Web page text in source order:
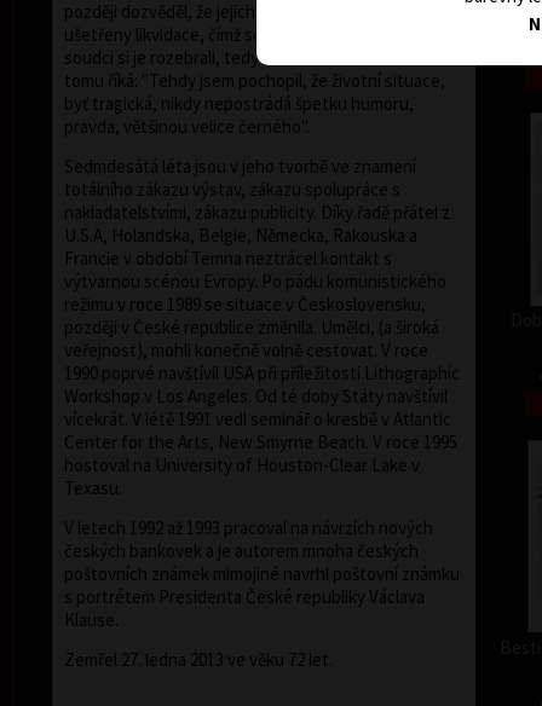
později dozvěděl, že jejich odsouzené grafiky byly
ušetřeny likvidace, čímž se rozumělo upálení. Páni
soudci si je rozebrali, tedy ukradli. Oldřich Kulhánek k
tomu říká: "Tehdy jsem pochopil, že životní situace,
byť tragická, nikdy nepostrádá špetku humoru,
pravda, většinou velice černého".
Sedmdesátá léta jsou v jeho tvorbě ve znamení
totálního zákazu výstav, zákazu spolupráce s
nakladatelstvími, zákazu publicity. Díky řadě přátel z
U.S.A, Holandska, Belgie, Německa, Rakouska a
Francie v období Temna neztrácel kontakt s
výtvarnou scénou Evropy. Po pádu komunistického
režimu v roce 1989 se situace v Československu,
později v České republice změnila. Umělci, (a široká
veřejnost), mohli konečně volně cestovat. V roce
1990 poprvé navštívil USA při příležitosti Lithographic
Workshop v Los Angeles. Od té doby Státy navštívil
vícekrát. V létě 1991 vedl seminář o kresbě v Atlantic
Center for the Arts, New Smyrne Beach. V roce 1995
hostoval na University of Houston-Clear Lake v
Texasu.
V letech 1992 až 1993 pracoval na návrzích nových
českých bankovek a je autorem mnoha českých
poštovních známek mimojiné navrhl poštovní známku
s portrétem Presidenta České republiky Václava
Klause.
Zemřel 27. ledna 2013 ve věku 72 let.